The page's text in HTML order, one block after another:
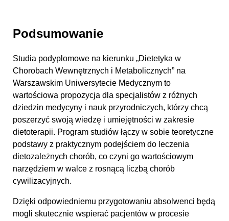
Podsumowanie
Studia podyplomowe na kierunku „Dietetyka w
Chorobach Wewnętrznych i Metabolicznych” na
Warszawskim Uniwersytecie Medycznym to
wartościowa propozycja dla specjalistów z różnych
dziedzin medycyny i nauk przyrodniczych, którzy chcą
poszerzyć swoją wiedzę i umiejętności w zakresie
dietoterapii. Program studiów łączy w sobie teoretyczne
podstawy z praktycznym podejściem do leczenia
dietozależnych chorób, co czyni go wartościowym
narzędziem w walce z rosnącą liczbą chorób
cywilizacyjnych.
Dzięki odpowiedniemu przygotowaniu absolwenci będą
mogli skutecznie wspierać pacjentów w procesie